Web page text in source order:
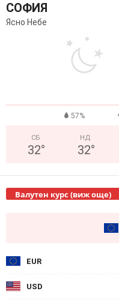
СОФИЯ
Ясно Небе
57%
СБ
32°
НД
32°
Валутен курс (виж още)
EUR
USD